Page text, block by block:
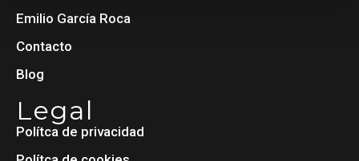
Emilio García Roca
Contacto
Blog
Legal
Polítca de privacidad